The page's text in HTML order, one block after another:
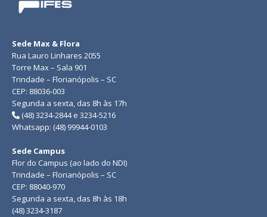
Sede Max & Flora
Rua Lauro Linhares 2055
Torre Max – Sala 901
Trindade – Florianópolis – SC
CEP: 88036-003
Segunda a sexta, das 8h às 17h
(48) 3234-2844 e 3234-5216
Whatsapp: (48) 99944-0103
Sede Campus
Flor do Campus (ao lado do NDI)
Trindade – Florianópolis – SC
CEP: 88040-970
Segunda a sexta, das 8h às 18h
(48) 3234-3187